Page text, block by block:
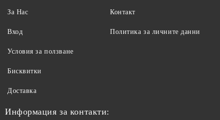
За Нас
Вход
Контакт
Политика за личните данни
Условия за ползване
Бисквитки
Доставка
Информация за контакти: